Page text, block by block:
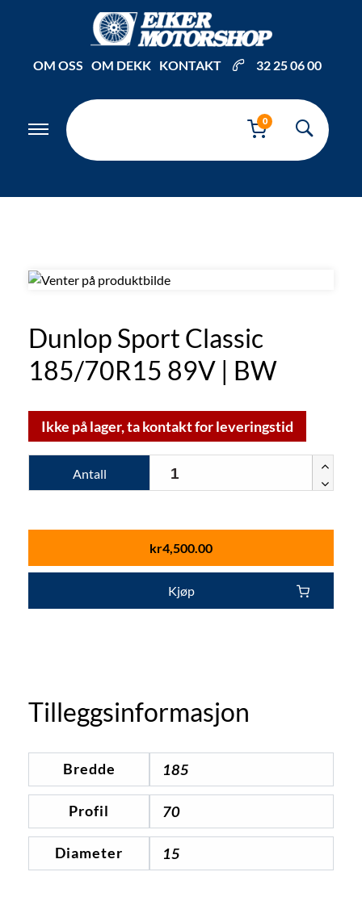
OM OSS OM DEKK KONTAKT 32 25 06 00
0
Dunlop Sport Classic
185/70R15 89V | BW
Ikke på lager, ta kontakt for leveringstid
Antall
kr4,500.00
Kjøp
Tilleggsinformasjon
Bredde 185
Profil 70
Diameter 15